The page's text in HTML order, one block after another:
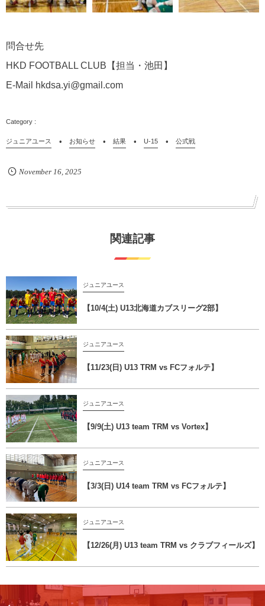
問合せ先
HKD FOOTBALL CLUB【担当・池田】
E-Mail hkdsa.yi@gmail.com
ジュニアユース お知らせ 結果 U-15 公式戦
November 16, 2025
関連記事
ジュニアユース
【10/4(土) U13北海道カブスリーグ2部】
ジュニアユース
【11/23(日) U13 TRM vs FCフォルテ】
ジュニアユース
【9/9(土) U13 team TRM vs Vortex】
ジュニアユース
【3/3(日) U14 team TRM vs FCフォルテ】
ジュニアユース
【12/26(月) U13 team TRM vs クラブフィールズ】